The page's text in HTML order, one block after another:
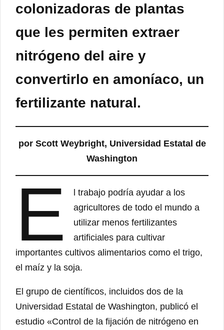
colonizadoras de plantas
que les permiten extraer
nitrógeno del aire y
convertirlo en amoníaco, un
fertilizante natural.
por Scott Weybright, Universidad Estatal de
Washington
E
l trabajo podría ayudar a los
agricultores de todo el mundo a
utilizar menos fertilizantes
artificiales para cultivar
importantes cultivos alimentarios como el trigo,
el maíz y la soja.
El grupo de científicos, incluidos dos de la
Universidad Estatal de Washington, publicó el
estudio «Control de la fijación de nitrógeno en